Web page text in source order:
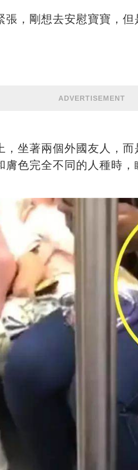
張，剛想去安慰寶寶，
ADVERTISEMENT
，坐著兩個外國友人，
色完全不同的人種時，